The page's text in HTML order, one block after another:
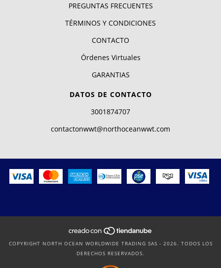
PREGUNTAS FRECUENTES
TÉRMINOS Y CONDICIONES
CONTACTO
Órdenes Virtuales
GARANTIAS
DATOS DE CONTACTO
3001874707
contactonwwt@northoceanwwt.com
COPYRIGHT NORTH OCEAN WORLDWIDE TRADING SAS - 2026. TODOS LOS
DERECHOS RESERVADOS.